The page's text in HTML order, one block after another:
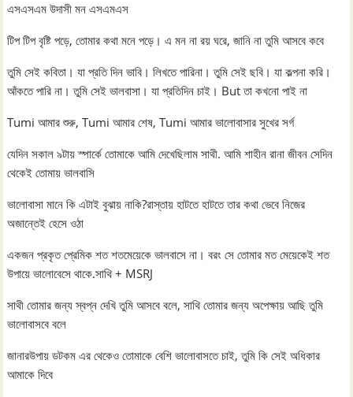
এসএসএম উদাসী মন এসএমএস
টিপ টিপ বৃষ্টি পড়ে, তোমার কথা মনে পড়ে। এ মন না রয় ঘরে, জানি না তুমি আসবে কবে
তুমি সেই কবিতা। যা প্রতি দিন ভাবি। লিখতে পারিনা। তুমি সেই ছবি। যা কল্পনা করি।
আঁকতে পারি না। তুমি সেই ভালবাসা। যা প্রতিদিন চাই। But তা কখনো পাই না
Tumi আমার শুরু, Tumi আমার শেষ, Tumi আমার ভালোবাসার সুখের সর্গ
যেদিন সকাল ৯টায় স্পার্কে তোমাকে আমি দেখেছিলাম সাথী. আমি শাহীন রানা জীবন সেদিন
থেকেই তোমায় ভালবাসি
ভালোবাসা মানে কি এটাই বুঝায় নাকি?রাস্তায় হাটতে হাটতে তার কথা ভেবে নিজের
অজান্তেই হেসে ওঠা
একজন প্রকৃত প্রেমিক শত শতমেয়েকে ভালবাসে না। বরং সে তোমার মত মেয়েকেই শত
উপায়ে ভালোবেসে থাকে.সাথি + MSRJ
সাথী তোমার জন্য স্বপ্ন দেখি তুমি আসবে বলে, সাথি তোমার জন্য অপেক্ষায় আছি তুমি
ভালোবাসবে বলে
জানারউপায় ডটকম এর থেকেও তোমাকে বেশি ভালোবাসতে চাই, তুমি কি সেই অধিকার
আমাকে দিবে